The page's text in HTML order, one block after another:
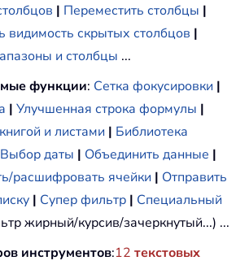
| Переместить столбцы |
видимость скрытых столбцов |
и столбцы ...
функции: Сетка фокусировки |
| Улучшенная строка формулы |
и листами | Библиотека
Выбор даты | Объединить данные |
расшифровать ячейки | Отправить
| Супер фильтр | Специальный
жирный/курсив/зачеркнутый...) ...
инструментов:12 текстовых